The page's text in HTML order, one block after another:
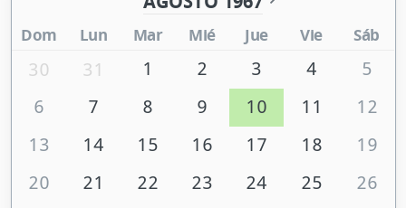
Dom Lun Mar Mié Jue Vie Sáb
30 31 1 2 3 4
5
6
7 8 9 10 11
12
13
14 15 16 17 18
19
20
21 22 23 24 25
26